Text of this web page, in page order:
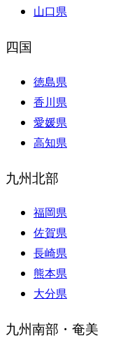
山口県
四国
徳島県
香川県
愛媛県
高知県
九州北部
福岡県
佐賀県
長崎県
熊本県
大分県
九州南部・奄美